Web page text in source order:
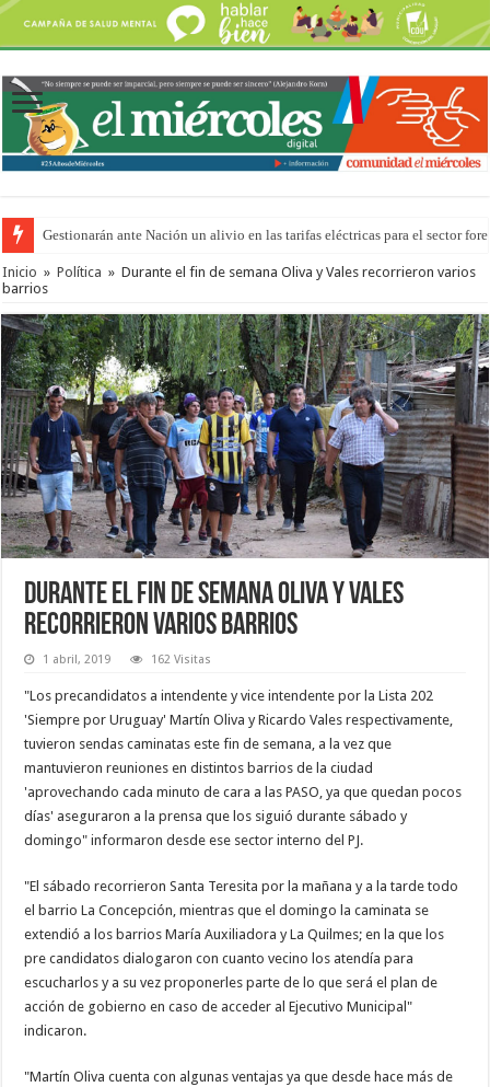
Gestionarán ante Nación un alivio en las tarifas eléctricas para el sector
Inicio » Política » Durante el fin de semana Oliva y Vales recorrieron varios
barrios
Durante el fin de semana Oliva y Vales
recorrieron varios barrios
1 abril, 2019 162 Visitas
"Los precandidatos a intendente y vice intendente por la Lista 202
'Siempre por Uruguay' Martín Oliva y Ricardo Vales respectivamente,
tuvieron sendas caminatas este fin de semana, a la vez que
mantuvieron reuniones en distintos barrios de la ciudad
'aprovechando cada minuto de cara a las PASO, ya que quedan pocos
días' aseguraron a la prensa que los siguió durante sábado y
domingo" informaron desde ese sector interno del PJ.
"El sábado recorrieron Santa Teresita por la mañana y a la tarde todo
el barrio La Concepción, mientras que el domingo la caminata se
extendió a los barrios María Auxiliadora y La Quilmes; en la que los
pre candidatos dialogaron con cuanto vecino los atendía para
escucharlos y a su vez proponerles parte de lo que será el plan de
acción de gobierno en caso de acceder al Ejecutivo Municipal"
indicaron.
"Martín Oliva cuenta con algunas ventajas ya que desde hace más de